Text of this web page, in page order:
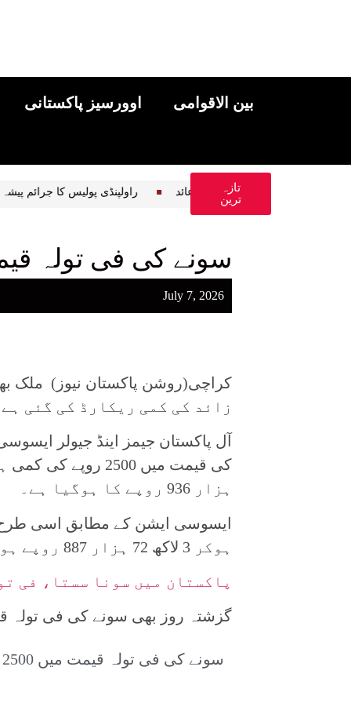
اوورسیز پاکستانی بین الاقوامی
تازہ
ترین
راولپنڈی پولیس کا
سونے کی فی تولہ قیمت میں
July 7, 2026
زائد کی کمی ریکارڈ کی گئی
آل پاکستان جیمز اینڈ جیولر
ہزار 936 روپے کا ہوگیا ہے۔
ہوکر 3 لاکھ 72 ہزار 887 روپے ہوگیا ہے۔
پاکستان میں سونا سستا، فی
گزشتہ روز بھی سونے کی فی تولہ قیمت میں 2400 روپے
سونے کی فی تولہ قیمت میں 2500 روپے کی کمی